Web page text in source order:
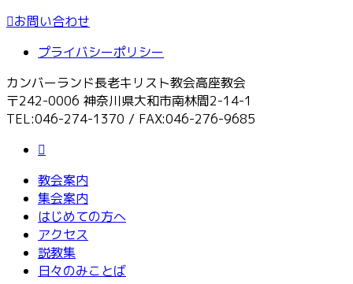
お問い合わせ
プライバシーポリシー
カンバーランド長老キリスト教会高座教会
〒242-0006 神奈川県大和市南林間2-14-1
TEL:046-274-1370 / FAX:046-276-9685
教会案内
集会案内
はじめての方へ
アクセス
説教集
日々のみことば